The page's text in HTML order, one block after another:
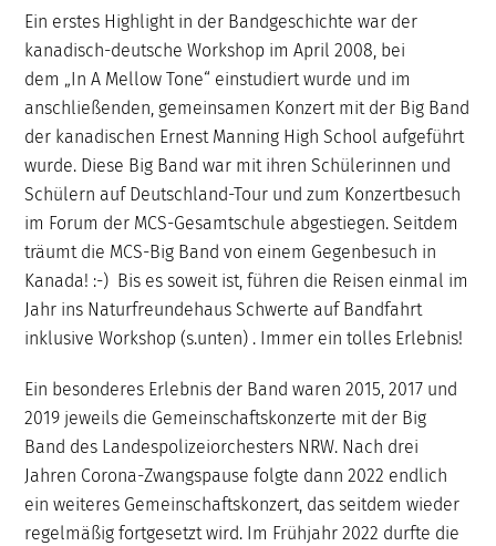
Ein erstes Highlight in der Bandgeschichte war der
kanadisch-deutsche Workshop im April 2008, bei
dem „In A Mellow Tone“ einstudiert wurde und im
anschließenden, gemeinsamen Konzert mit der Big Band
der kanadischen Ernest Manning High School aufgeführt
wurde. Diese Big Band war mit ihren Schülerinnen und
Schülern auf Deutschland-Tour und zum Konzertbesuch
im Forum der MCS-Gesamtschule abgestiegen. Seitdem
träumt die MCS-Big Band von einem Gegenbesuch in
Kanada! :-) Bis es soweit ist, führen die Reisen einmal im
Jahr ins Naturfreundehaus Schwerte auf Bandfahrt
inklusive Workshop (s.unten) . Immer ein tolles Erlebnis!
Ein besonderes Erlebnis der Band waren 2015, 2017 und
2019 jeweils die Gemeinschaftskonzerte mit der Big
Band des Landespolizeiorchesters NRW. Nach drei
Jahren Corona-Zwangspause folgte dann 2022 endlich
ein weiteres Gemeinschaftskonzert, das seitdem wieder
regelmäßig fortgesetzt wird. Im Frühjahr 2022 durfte die